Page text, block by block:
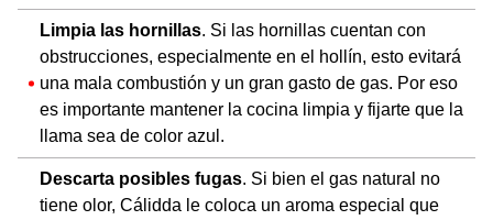
Limpia las hornillas. Si las hornillas cuentan con
obstrucciones, especialmente en el hollín, esto evitará
una mala combustión y un gran gasto de gas. Por eso
es importante mantener la cocina limpia y fijarte que la
llama sea de color azul.
Descarta posibles fugas. Si bien el gas natural no
tiene olor, Cálidda le coloca un aroma especial que